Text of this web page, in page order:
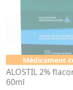
Médicament
ALOSTIL 2%
60ml